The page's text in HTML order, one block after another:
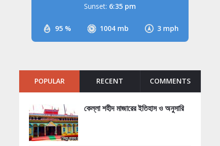
95 % 1004 mb 3 mph
Sunset: 6:35 pm
POPULAR RECENT COMMENTS
কেল্লা শহীদ মাজারের ইতিহাস ও অনুসারি